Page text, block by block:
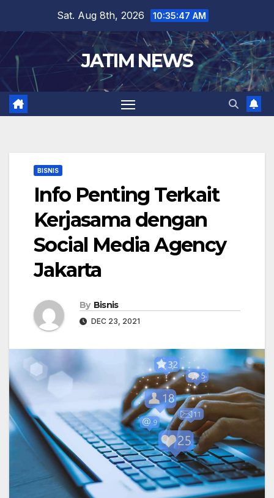
content
Sat. Aug 8th, 2026 10:35:48 AM
JATIM NEWS
BISNIS
Info Penting Terkait
Kerjasama dengan
Social Media Agency
Jakarta
By Bisnis
DEC 23, 2021